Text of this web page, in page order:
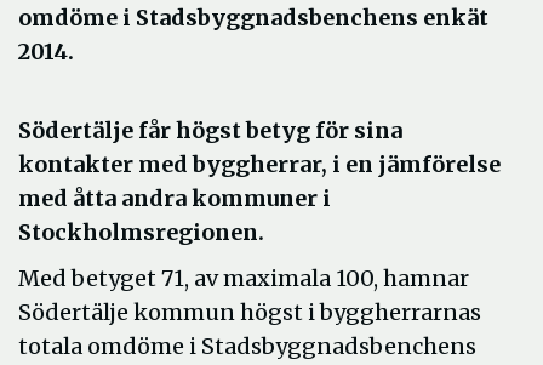
omdöme i Stadsbyggnadsbenchens enkät
2014.
Södertälje får högst betyg för sina
kontakter med byggherrar, i en jämförelse
med åtta andra kommuner i
Stockholmsregionen.
Med betyget 71, av maximala 100, hamnar
Södertälje kommun högst i byggherrarnas
totala omdöme i Stadsbyggnadsbenchens